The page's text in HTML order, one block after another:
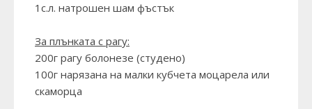
1с.л. натрошен шам фъстък
За плънката с рагу:
200г рагу болонезе (студено)
100г нарязана на малки кубчета моцарела или
скаморца